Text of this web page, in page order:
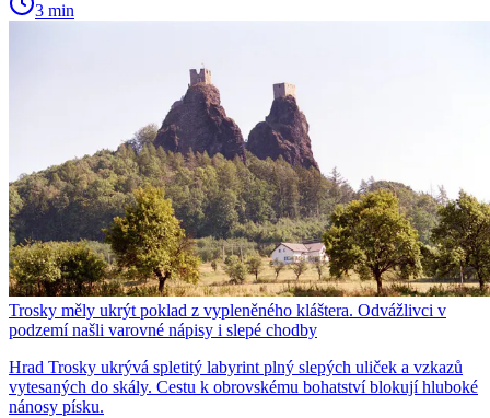
3 min
Trosky měly ukrýt poklad z vypleněného kláštera. Odvážlivci v
podzemí našli varovné nápisy i slepé chodby
Hrad Trosky ukrývá spletitý labyrint plný slepých uliček a vzkazů
vytesaných do skály. Cestu k obrovskému bohatství blokují hluboké
nánosy písku.